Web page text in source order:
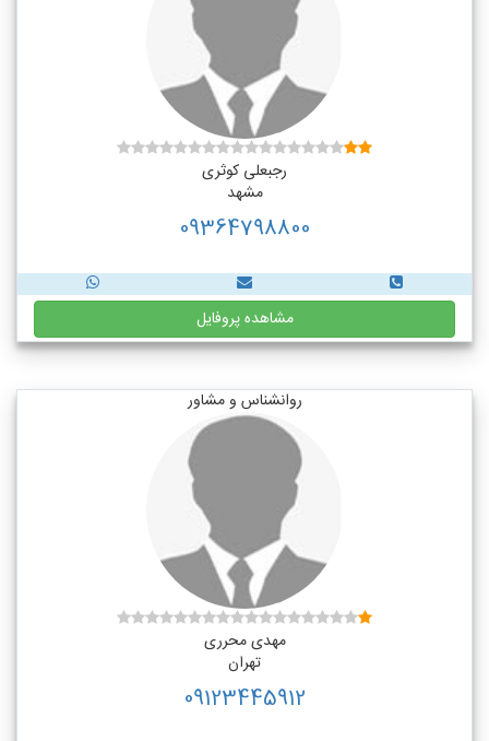
رجبعلی کوثری
مشهد
09364798800
مشاهده پروفایل
روانشناس و مشاور
مهدی محرری
تهران
09123445912